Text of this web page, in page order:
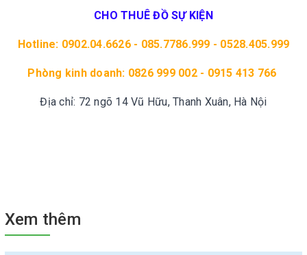
CHO THUÊ ĐỒ SỰ KIỆN
Hotline: 0902.04.6626 - 085.7786.999 - 0528.405.999
Phòng kinh doanh: 0826 999 002 - 0915 413 766
Địa chỉ: 72 ngõ 14 Vũ Hữu, Thanh Xuân, Hà Nội
Xem thêm